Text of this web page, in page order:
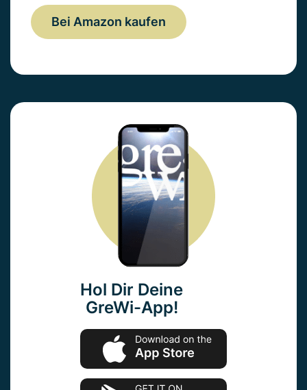
Bei Amazon kaufen
Hol Dir Deine
GreWi-App!